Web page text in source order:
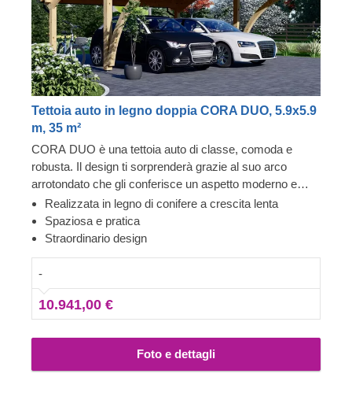
Tettoia auto in legno doppia CORA DUO, 5.9x5.9
m, 35 m²
CORA DUO è una tettoia auto di classe, comoda e
robusta. Il design ti sorprenderà grazie al suo arco
arrotondato che gli conferisce un aspetto moderno e
sofisticato. Puoi sicuramente fidarti di CORA DUO:
resisterà a forti piogge e venti proteggendo le tue auto e i
tuoi oggetti di valore. Le dimensioni sono eccezionali per
deposito.
Realizzata in legno di conifere a crescita lenta
Spaziosa e pratica
Straordinario design
-
10.941,00 €
Foto e dettagli